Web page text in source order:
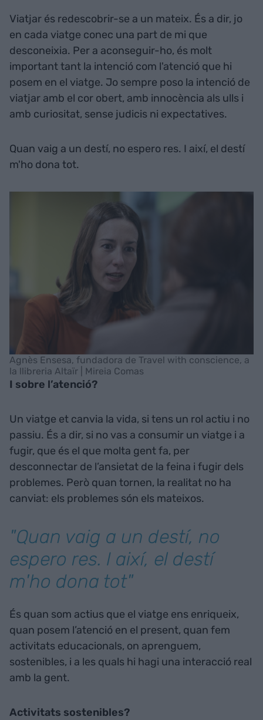
Viatjar és redescobrir-se a un mateix. És a dir, jo
en cada viatge conec una part de mi que
desconeixia. Per a aconseguir-ho, és molt
important tant la intenció com l'atenció que hi
posem en el viatge. Jo sempre poso la intenció de
viatjar amb el cor obert, amb innocència als ulls i
amb curiositat, sense judicis ni expectatives.
Quan vaig a un destí, no espero res. I així, el destí
m'ho dona tot.
Agnès Ensesa, fundadora de Travel with conscience, a
la llibreria Altaïr | Mireia Comas
I sobre l’atenció?
Un viatge et canvia la vida, si tens un rol actiu i no
passiu. És a dir, si no vas a consumir un viatge i a
fugir, que és el que molta gent fa, per
desconnectar de l’ansietat de la feina i fugir dels
problemes. Però quan tornen, la realitat no ha
canviat: els problemes són els mateixos.
"Quan vaig a un destí, no
espero res. I així, el destí
m'ho dona tot"
És quan som actius que el viatge ens enriqueix,
quan posem l’atenció en el present, quan fem
activitats educacionals, on aprenguem,
sostenibles, i a les quals hi hagi una interacció real
amb la gent.
Activitats sostenibles?